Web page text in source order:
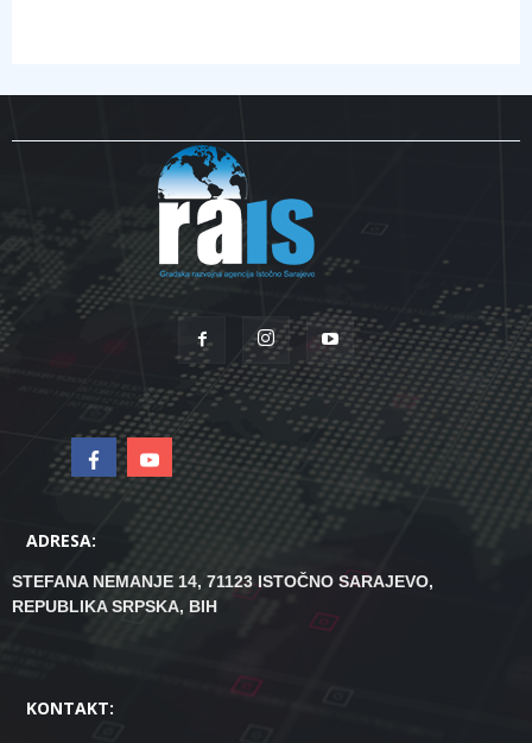
ADRESA:
STEFANA NEMANJE 14, 71123 ISTOČNO SARAJEVO,
REPUBLIKA SRPSKA, BIH
KONTAKT: